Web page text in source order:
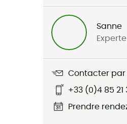
Sanne
Contacter par
+33 (0)4 85 21
Prendre